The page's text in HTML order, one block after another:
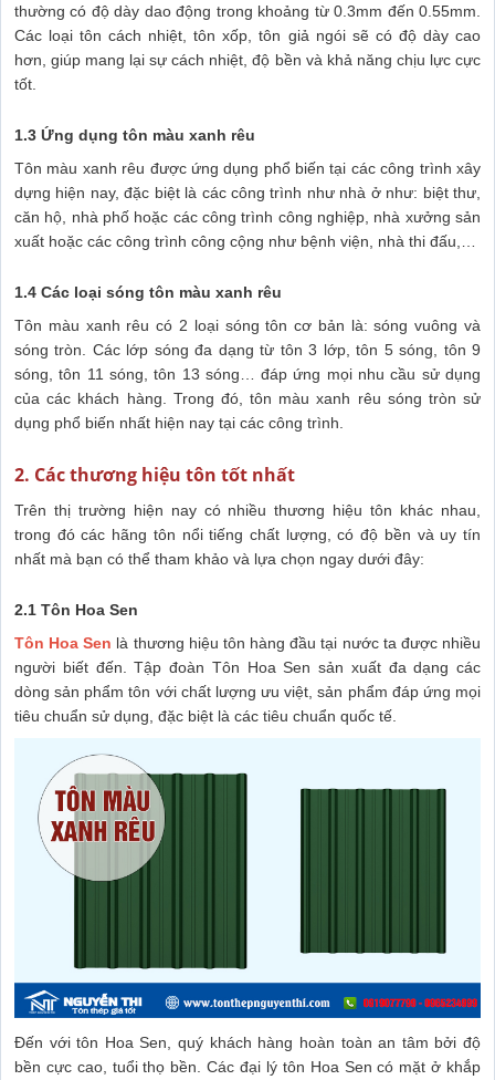
thường có độ dày dao động trong khoảng từ 0.3mm đến 0.55mm.
Các loại tôn cách nhiệt, tôn xốp, tôn giả ngói sẽ có độ dày cao
hơn, giúp mang lại sự cách nhiệt, độ bền và khả năng chịu lực cực
tốt.
1.3 Ứng dụng tôn màu xanh rêu
Tôn màu xanh rêu được ứng dụng phổ biến tại các công trình xây
dựng hiện nay, đặc biệt là các công trình như nhà ở như: biệt thư,
căn hộ, nhà phố hoặc các công trình công nghiệp, nhà xưởng sản
xuất hoặc các công trình công cộng như bệnh viện, nhà thi đấu,…
1.4 Các loại sóng tôn màu xanh rêu
Tôn màu xanh rêu có 2 loại sóng tôn cơ bản là: sóng vuông và
sóng tròn. Các lớp sóng đa dạng từ tôn 3 lớp, tôn 5 sóng, tôn 9
sóng, tôn 11 sóng, tôn 13 sóng… đáp ứng mọi nhu cầu sử dụng
của các khách hàng. Trong đó, tôn màu xanh rêu sóng tròn sử
dụng phổ biến nhất hiện nay tại các công trình.
2. Các thương hiệu tôn tốt nhất
Trên thị trường hiện nay có nhiều thương hiệu tôn khác nhau,
trong đó các hãng tôn nổi tiếng chất lượng, có độ bền và uy tín
nhất mà bạn có thể tham khảo và lựa chọn ngay dưới đây:
2.1 Tôn Hoa Sen
Tôn Hoa Sen là thương hiệu tôn hàng đầu tại nước ta được nhiều
người biết đến. Tập đoàn Tôn Hoa Sen sản xuất đa dạng các
dòng sản phẩm tôn với chất lượng ưu việt, sản phẩm đáp ứng mọi
tiêu chuẩn sử dụng, đặc biệt là các tiêu chuẩn quốc tế.
Đến với tôn Hoa Sen, quý khách hàng hoàn toàn an tâm bởi độ
bền cực cao, tuổi thọ bền. Các đại lý tôn Hoa Sen có mặt ở khắp